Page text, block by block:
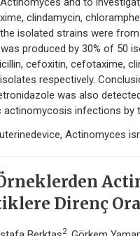
clindamycin,
isolated strains were
produced by 30% of 50
cefoxitin, cefotaxime,
respectively.
was also
actinomycosis infections
Actinomyces
Direnç
2